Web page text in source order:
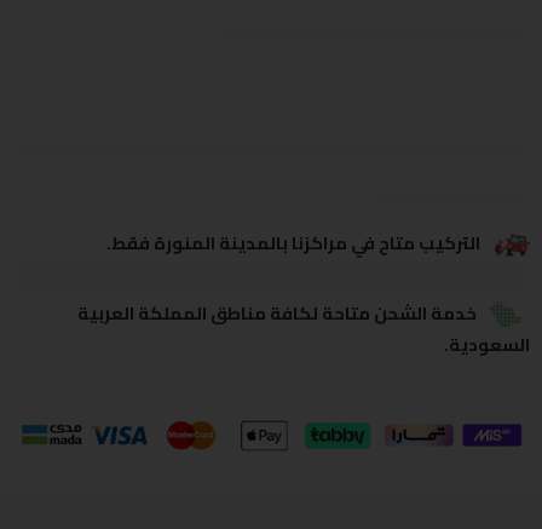
التركيب متاح في مراكزنا بالمدينة المنورة فقط.
خدمة الشحن متاحة لكافة مناطق المملكة العربية
السعودية.